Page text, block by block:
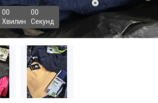
00
Хвилин
00
Секунд